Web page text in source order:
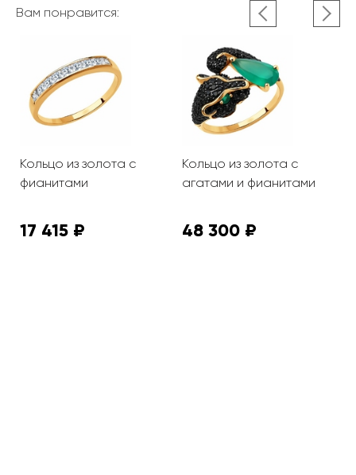
Вам понравится:
Кольцо из золота с
фианитами
17 415 ₽
Кольцо из золота с
агатами и фианитами
48 300 ₽